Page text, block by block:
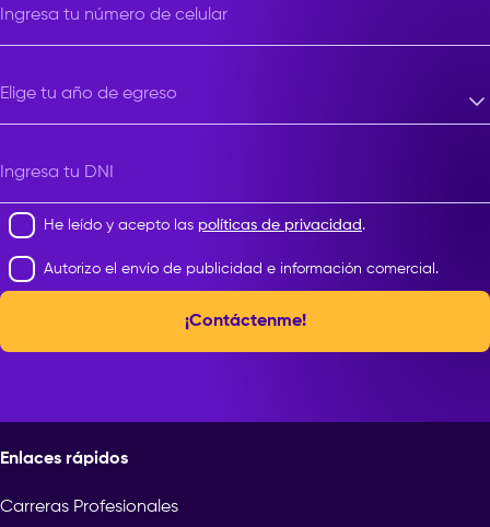
Ingresa tu número de celular
Elige tu año de egreso
Ingresa tu DNI
He leído y acepto las políticas de privacidad .
Autorizo el envío de publicidad e información comercial.
¡Contáctenme!
Enlaces rápidos
Carreras Profesionales